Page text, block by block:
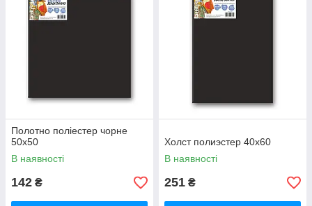
Полотно поліестер чорне
50х50
В наявності
142 ₴
Холст полиэстер 40х60
В наявності
251 ₴